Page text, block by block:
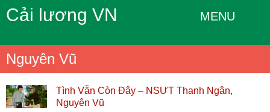
Cải lương VN MENU
Nguyên Vũ
Tình Vẫn Còn Đây – NSƯT Thanh Ngân,
Nguyên Vũ